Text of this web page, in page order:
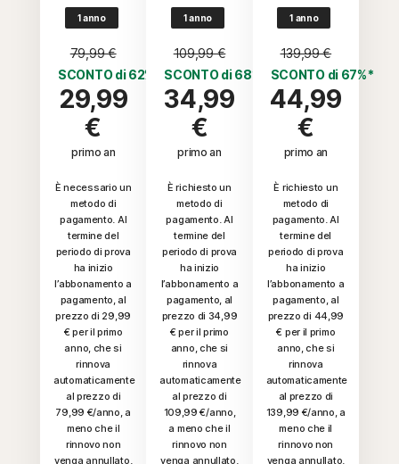
1 anno
79,99 €
SCONTO di 62%*
29,99
€
primo an
È necessario un
metodo di
pagamento. Al
termine del
periodo di prova
ha inizio
l’abbonamento a
pagamento, al
prezzo di 29,99
€ per il primo
anno, che si
rinnova
automaticamente
al prezzo di
79,99 €/anno, a
meno che il
rinnovo non
venga annullato.
1 anno
109,99 €
SCONTO di 68%*
34,99
€
primo an
È richiesto un
metodo di
pagamento. Al
termine del
periodo di prova
ha inizio
l’abbonamento a
pagamento, al
prezzo di 34,99
€ per il primo
anno, che si
rinnova
automaticamente
al prezzo di
109,99 €/anno,
a meno che il
rinnovo non
venga annullato.
1 anno
139,99 €
SCONTO di 67%*
44,99
€
primo an
È richiesto un
metodo di
pagamento. Al
termine del
periodo di prova
ha inizio
l’abbonamento a
pagamento, al
prezzo di 44,99
€ per il primo
anno, che si
rinnova
automaticamente
al prezzo di
139,99 €/anno, a
meno che il
rinnovo non
venga annullato.